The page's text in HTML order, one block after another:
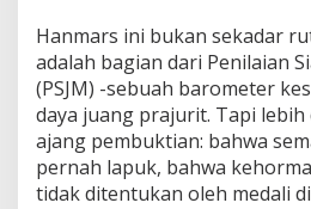
Hanmars ini bukan sekadar
adalah bagian dari Penilaian
(PSJM) -sebuah barometer
daya juang prajurit. Tapi lebih
ajang pembuktian: bahwa
pernah lapuk, bahwa
tidak ditentukan oleh medali